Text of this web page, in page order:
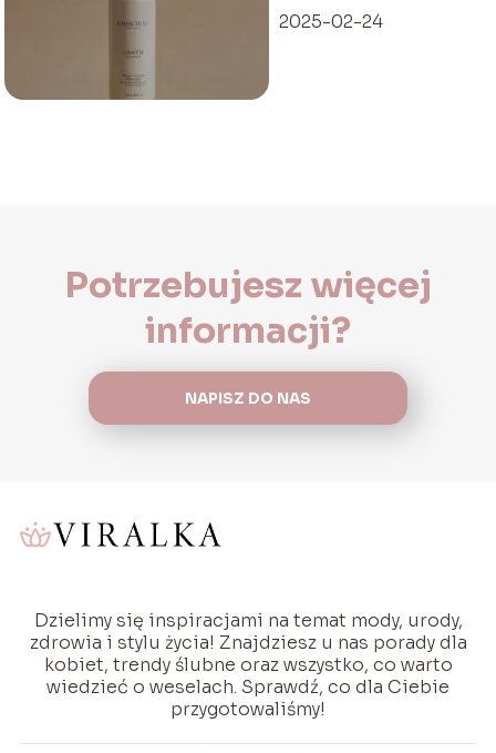
pielęgnować?
2025-02-24
Potrzebujesz więcej
informacji?
NAPISZ DO NAS
Dzielimy się inspiracjami na temat mody, urody,
zdrowia i stylu życia! Znajdziesz u nas porady dla
kobiet, trendy ślubne oraz wszystko, co warto
wiedzieć o weselach. Sprawdź, co dla Ciebie
przygotowaliśmy!